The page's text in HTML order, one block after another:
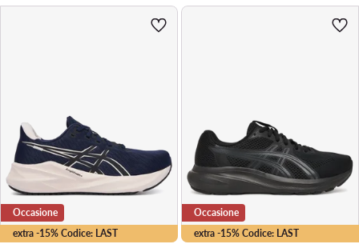
extra -15% Codice: LAST
Occasione
extra -15% Codice: LAST
Occasione